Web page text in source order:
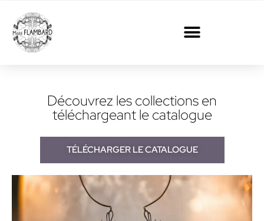
Découvrez les collections en
téléchargeant le catalogue
TÉLÉCHARGER LE CATALOGUE